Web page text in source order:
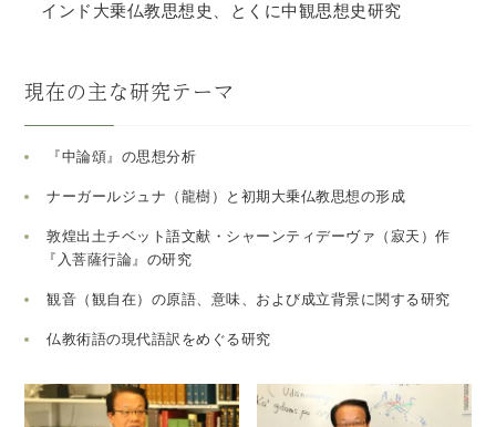
インド大乗仏教思想史、とくに中観思想史研究
現在の主な研究テーマ
『中論頌』の思想分析
ナーガールジュナ（龍樹）と初期大乗仏教思想の形成
敦煌出土チベット語文献・シャーンティデーヴァ（寂天）作
『入菩薩行論』の研究
観音（観自在）の原語、意味、および成立背景に関する研究
仏教術語の現代語訳をめぐる研究